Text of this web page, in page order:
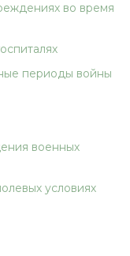
во время
периоды войны
военных
условиях